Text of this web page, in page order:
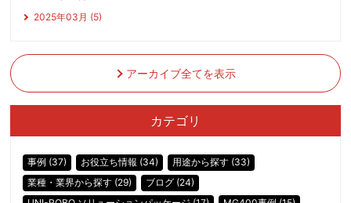
2025年03月 (5)
アーカイブ全てを表示
カテゴリ
事例 (37) お役立ち情報 (34)
用途から探す (33)
業種・業界から探す (29)
ブログ (24)